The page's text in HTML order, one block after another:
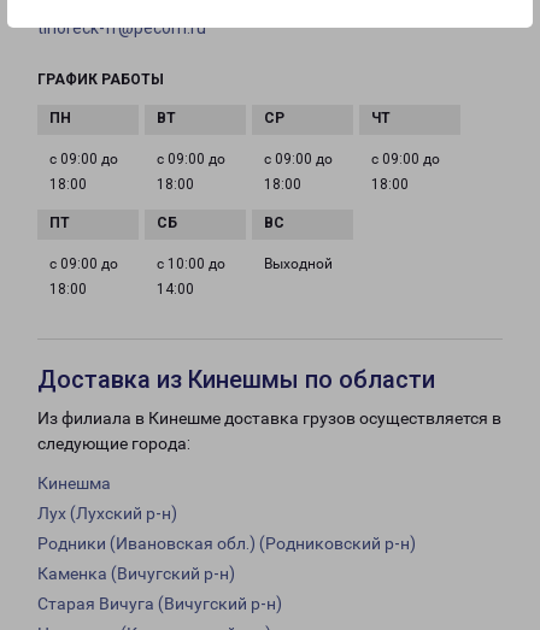
tihoreck-fr@pecom.ru
ГРАФИК РАБОТЫ
с 09:00 до
18:00
с 09:00 до
18:00
с 09:00 до
18:00
с 09:00 до
18:00
с 09:00 до
18:00
с 10:00 до
14:00
Выходной
Доставка из Кинешмы по области
Из филиала в Кинешме доставка грузов осуществляется в
следующие города:
Кинешма
Лух (Лухский р-н)
Родники (Ивановская обл.) (Родниковский р-н)
Каменка (Вичугский р-н)
Старая Вичуга (Вичугский р-н)